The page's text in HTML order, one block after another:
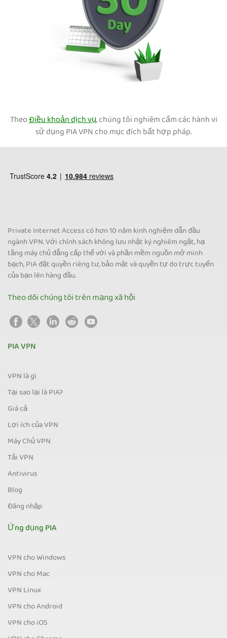
TheoĐiều khoản dịch vụ, chúng tôi nghiêm cấm các hành vi
sử dụng PIA VPN cho mục đích bất hợp pháp.
Private Internet Access có hơn 10 năm kinh nghiệm dẫn đầu
ngành VPN. Với chính sách không lưu nhật ký nghiêm ngặt, hạ
tầng máy chủ đẳng cấp thế với và phần mềm nguồn mở minh
bạch, PIA đặt quyền riêng tư, bảo mật và quyền tự do trực tuyến
của bạn lên hàng đầu.
Theo dõi chúng tôi trên mạng xã hội
PIA VPN
VPN là gì
Tại sao lại là PIA?
Giá cả
Lợi ích của VPN
Máy Chủ VPN
Tải VPN
Antivirus
Blog
Đăng nhập
Ứng dụng PIA
VPN cho Windows
VPN cho Mac
VPN Linux
VPN cho Android
VPN cho iOS